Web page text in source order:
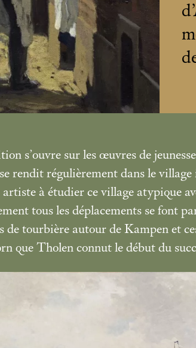
s’ouvre sur les œuvres de
rendit régulièrement dans le
à étudier ce village atypique
tous les déplacements se font
de tourbière autour de Kampen et
que Tholen connut le début du